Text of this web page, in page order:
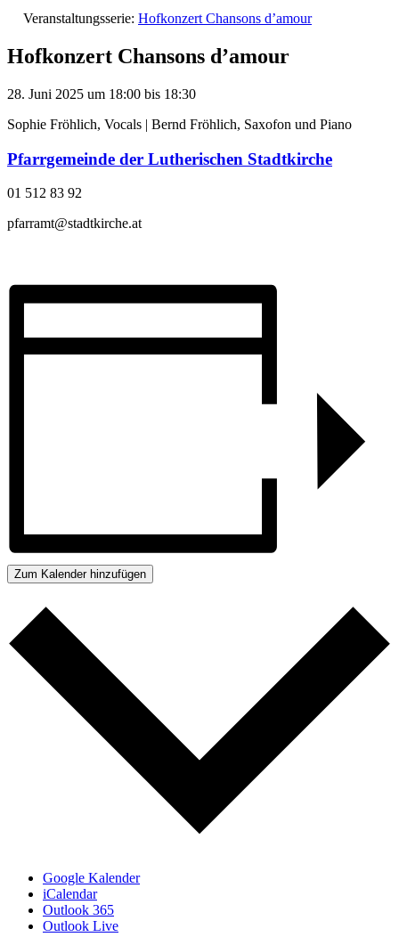
Veranstaltungsserie: Hofkonzert Chansons d’amour
Hofkonzert Chansons d’amour
28. Juni 2025 um 18:00 bis 18:30
Sophie Fröhlich, Vocals | Bernd Fröhlich, Saxofon und Piano
Pfarrgemeinde der Lutherischen Stadtkirche
01 512 83 92
pfarramt@stadtkirche.at
Zum Kalender hinzufügen
Google Kalender
iCalendar
Outlook 365
Outlook Live